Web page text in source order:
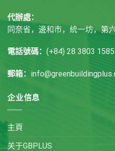
代辦處：
同奈省，邊和市，統一坊，第
電話號碼： (+84) 28 3803 1585
郵箱：
企业信息
主頁
关于GBPLUS